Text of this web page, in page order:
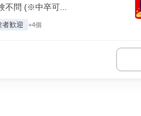
不問 (※中卒可...
者歓迎 +4個